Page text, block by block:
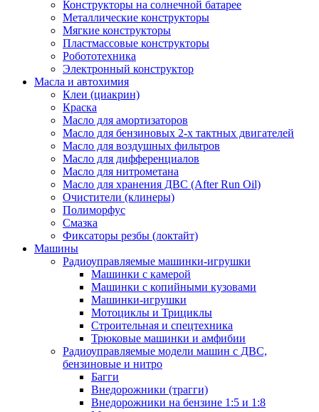
Конструкторы на солнечной батарее
Металлические конструкторы
Мягкие конструкторы
Пластмассовые конструкторы
Робототехника
Электронный конструктор
Масла и автохимия
Клеи (циакрин)
Краска
Масло для амортизаторов
Масло для бензиновых 2-х тактных двигателей
Масло для воздушных фильтров
Масло для дифференциалов
Масло для нитрометана
Масло для хранения ДВС (After Run Oil)
Очистители (клинеры)
Полиморфус
Смазка
Фиксаторы резбы (локтайт)
Машины
Радиоуправляемые машинки-игрушки
Машинки с камерой
Машинки с копийными кузовами
Машинки-игрушки
Мотоциклы и Трициклы
Строительная и спецтехника
Трюковые машинки и амфибии
Радиоуправляемые модели машин с ДВС,
бензиновые и нитро
Багги
Внедорожники (трагги)
Внедорожники на бензине 1:5 и 1:8